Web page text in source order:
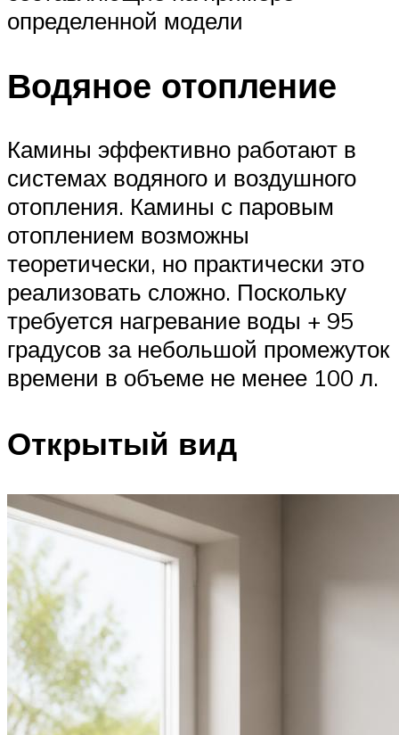
определенной модели
Водяное отопление
Камины эффективно работают в
системах водяного и воздушного
отопления. Камины с паровым
отоплением возможны
теоретически, но практически это
реализовать сложно. Поскольку
требуется нагревание воды + 95
градусов за небольшой промежуток
времени в объеме не менее 100 л.
Открытый вид